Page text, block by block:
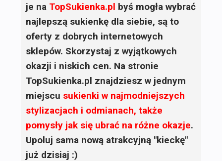
je na TopSukienka.pl byś mogła wybrać
najlepszą sukienkę dla siebie, są to
oferty z dobrych internetowych
sklepów. Skorzystaj z wyjątkowych
okazji i niskich cen. Na stronie
TopSukienka.pl znajdziesz w jednym
miejscu sukienki w najmodniejszych
stylizacjach i odmianach, także
pomysły jak się ubrać na różne okazje.
Upoluj sama nową atrakcyjną "kieckę"
już dzisiaj :)